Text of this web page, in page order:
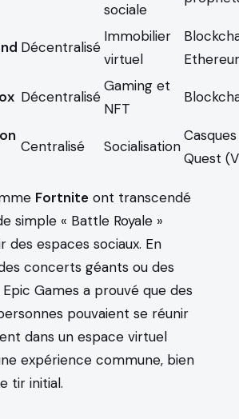
sociale
Décentralisé
Immobilier
virtuel
Décentralisé
Gaming et
NFT
Centralisé Socialisation
Casques
Quest
Fortnite ont transcendé
simple « Battle Royale »
des espaces sociaux. En
concerts géants ou des
Games a prouvé que des
pouvaient se réunir
dans un espace virtuel
expérience commune, bien
tir initial.